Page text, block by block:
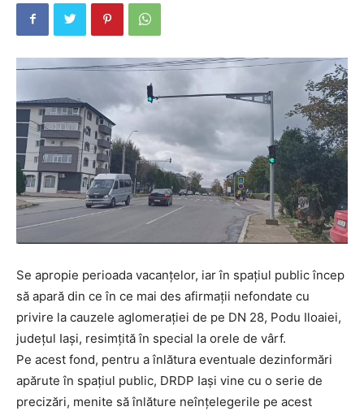
Se apropie perioada vacanțelor, iar în spațiul public încep
să apară din ce în ce mai des afirmații nefondate cu
privire la cauzele aglomerației de pe DN 28, Podu Iloaiei,
județul Iași, resimțită în special la orele de vârf.
Pe acest fond, pentru a înlătura eventuale dezinformări
apărute în spațiul public, DRDP Iași vine cu o serie de
precizări, menite să înlăture neînțelegerile pe acest